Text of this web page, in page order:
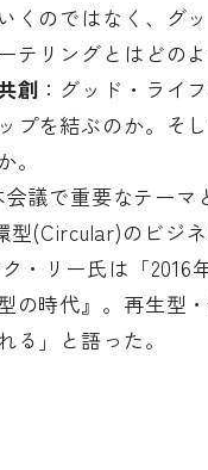
くのではなく、グ
テリングとはどの
創 ：グッド・ライ
プを結ぶのか。そ
会議で重要なテー
型(Circular)のビジ
・リー氏は「2016
の時代』。再生型
る」と語った。